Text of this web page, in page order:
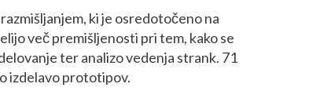
ki je osredotočeno na
več premišljenosti pri tem, kako se
ter analizo vedenja strank. 71
izdelavo prototipov.